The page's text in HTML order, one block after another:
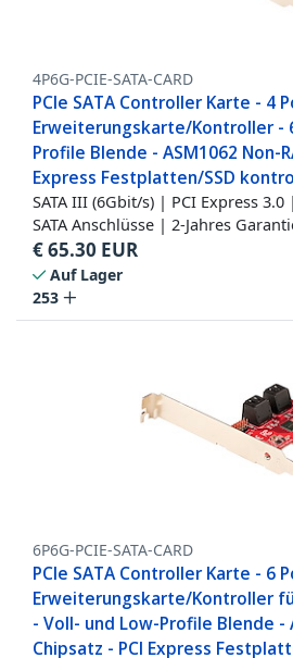
4P6G-PCIE-SATA-CARD
PCIe SATA Controller Karte - 4
Erweiterungskarte/Kontroller -
Profile Blende - ASM1062 Non-
Express Festplatten/SSD
SATA III (6Gbit/s) | PCI Express
SATA Anschlüsse | 2-Jahres
€65.30 EUR
Auf Lager
253
6P6G-PCIE-SATA-CARD
PCIe SATA Controller Karte - 6
Erweiterungskarte/Kontroller
- Voll- und Low-Profile Blende -
Chipsatz - PCI Express